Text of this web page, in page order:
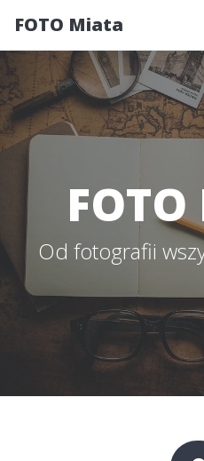
FOTO Miata
Od fotografii